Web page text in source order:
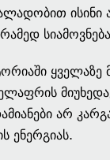
ყველაზე
არ
ენერგიას.